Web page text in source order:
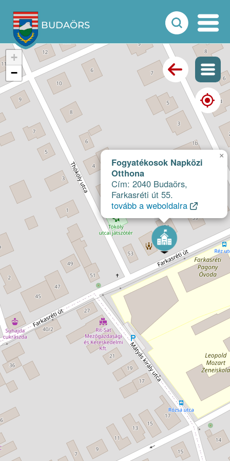
BUDAÖRS
Fogyatékosok Napközi
Otthona
Cím: 2040 Budaörs,
Farkasréti út 55.
tovább a weboldalra
×
+
−